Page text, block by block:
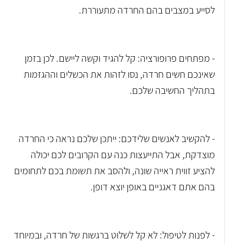
לסייע במצבים בהם החרדה מתעוררת.
- מפתחים פרופורציה: קל להגיד וקשה ליישם. לכן בזמן
שאינכם חשים חרדה, נסו לזהות את הכשלים וההגזמות
בתהליך החשיבה שלכם.
- להקשיב לאנשים שלידכם: ייתכן שלכם נראה כי החרדה
מוצדקת, אבל התייעצות כנה עם הקרובים לכם יכולה
להציע זווית ראייה שונה, ולהסב את תשומת בכם לתחומים
בהם אתם דאגניים באופן יוצא דופן.
- לפנות לטיפול: לא קל לשלוט ברגשות של חרדה, ובמיוחד